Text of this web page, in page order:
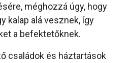
méghozzá úgy, hogy
kalap alá vesznek, így
a befektetőknek.
családok és háztartások